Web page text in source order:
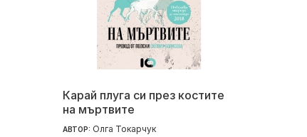
Карай плуга си през костите
на мъртвите
АВТОР: Олга Токарчук